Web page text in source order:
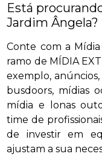
Está
Jardim Ângela?
Conte com a
ramo de MÍDIA
exemplo,
busdoors, mídias
mídia e lonas
time de
de investir em
ajustam a sua